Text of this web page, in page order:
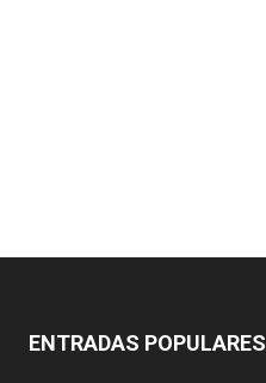
ENTRADAS POPULARES